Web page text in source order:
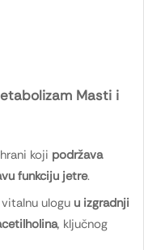
Masti i
koji podržava
funkciju jetre.
ulogu u izgradnji
, ključnog